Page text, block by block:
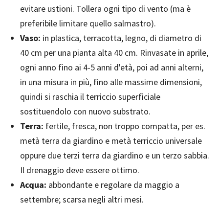
evitare ustioni. Tollera ogni tipo di vento (ma è
preferibile limitare quello salmastro).
Vaso: in plastica, terracotta, legno, di diametro di
40 cm per una pianta alta 40 cm. Rinvasate in aprile,
ogni anno fino ai 4-5 anni d'età, poi ad anni alterni,
in una misura in più, fino alle massime dimensioni,
quindi si raschia il terriccio superficiale
sostituendolo con nuovo substrato.
Terra: fertile, fresca, non troppo compatta, per es.
metà terra da giardino e metà terriccio universale
oppure due terzi terra da giardino e un terzo sabbia.
Il drenaggio deve essere ottimo.
Acqua: abbondante e regolare da maggio a
settembre; scarsa negli altri mesi.